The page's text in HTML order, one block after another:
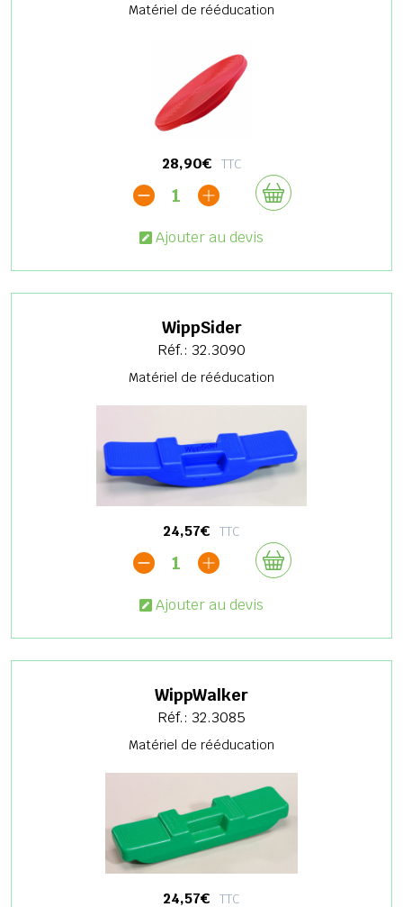
Matériel de rééducation
28,90€ TTC
1
Ajouter au devis
WippSider
Réf.: 32.3090
Matériel de rééducation
24,57€ TTC
1
Ajouter au devis
WippWalker
Réf.: 32.3085
Matériel de rééducation
24,57€ TTC